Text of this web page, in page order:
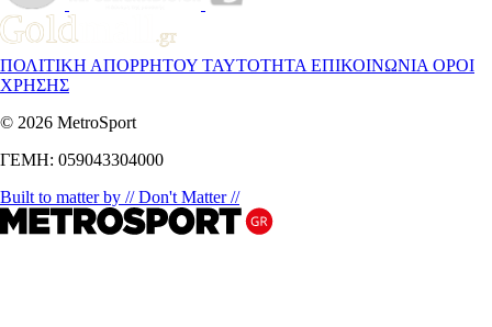
ΠΟΛΙΤΙΚΗ ΑΠΟΡΡΗΤΟΥ ΤΑΥΤΟΤΗΤΑ ΕΠΙΚΟΙΝΩΝΙΑ ΟΡΟΙ
ΧΡΗΣΗΣ
© 2026 MetroSport
ΓΕΜΗ: 059043304000
Built to matter by // Don't Matter //